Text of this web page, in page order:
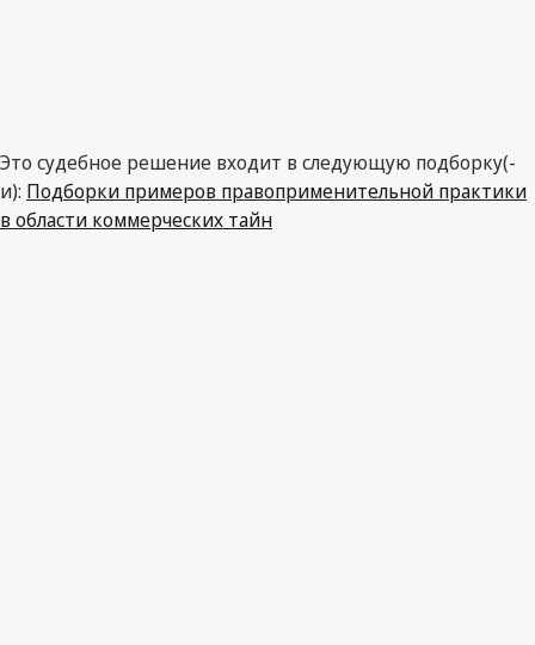
Это судебное решение входит в следующую подборку(-
и): Подборки примеров правоприменительной практики
в области коммерческих тайн